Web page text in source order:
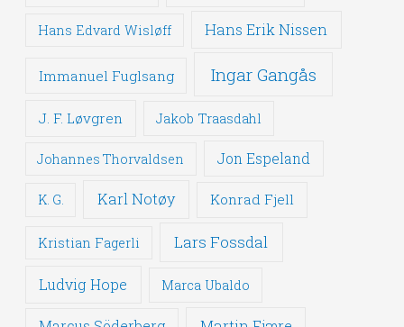
Hans Edvard Wisløff Hans Erik Nissen
Immanuel Fuglsang Ingar Gangås
J. F. Løvgren Jakob Traasdahl
Johannes Thorvaldsen Jon Espeland
K. G. Karl Notøy Konrad Fjell
Kristian Fagerli Lars Fossdal
Ludvig Hope Marca Ubaldo